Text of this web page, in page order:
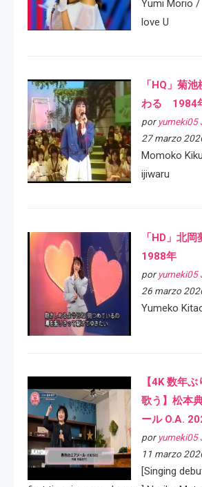
Yumi Morio /
love U
「HQ」菊
わる 1984
por yumeki05
27 marzo
Momoko
ijiwaru
「HD」北
1988年
por yumeki05
26 marzo
Yumeko
【4K 数年
歌う】松本
ール O.A.
por yumeki05
11 marzo
[Singing